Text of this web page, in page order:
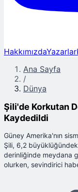
HakkımızdaYazarlar
Ana Sayfa
/
Dünya
Şili'de Korkutan
Kaydedildi
Güney Amerika'nın
Şili, 6,2
derinliğinde meydana
olurken, sevindirici